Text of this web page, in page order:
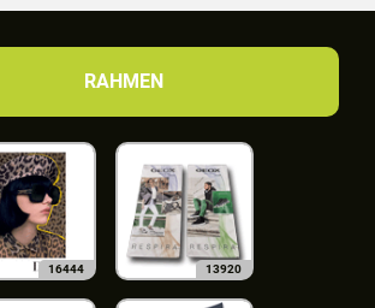
RAHMEN
16444 13920